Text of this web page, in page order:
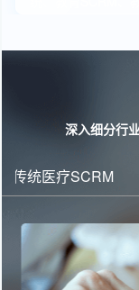
深入细分行
传统医疗SCRM